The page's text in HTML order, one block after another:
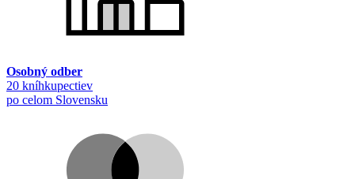
Osobný odber
20 kníhkupectiev
po celom Slovensku